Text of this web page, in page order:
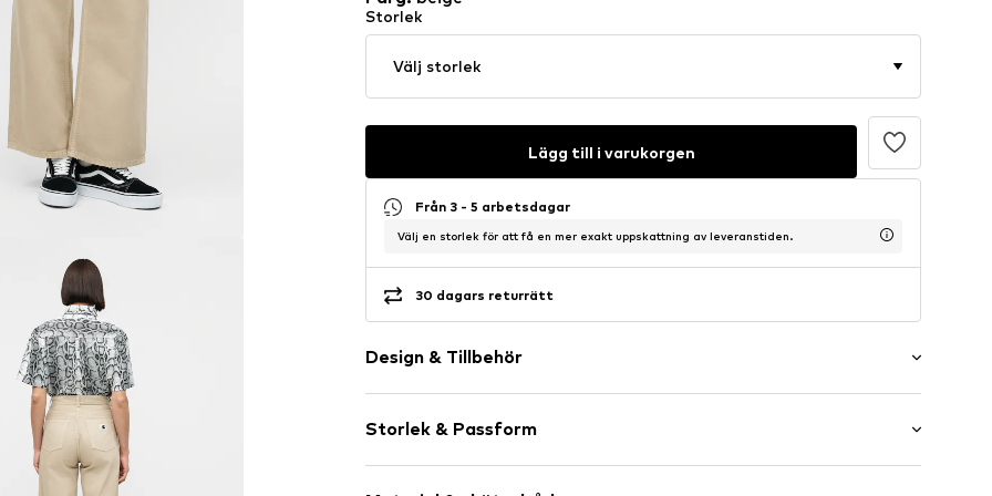
Storlek
Välj storlek
Lägg till i varukorgen
Från 3 - 5 arbetsdagar
Välj en storlek för att få en mer exakt uppskattning av leveranstiden.
30 dagars returrätt
Design & Tillbehör
Jeans
Färgad denim
Vadderad fåll/kant
Storlek & Passform